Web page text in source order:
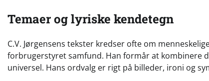
Temaer og lyriske kendetegn
C.V. Jørgensens tekster kredser ofte om
forbrugerstyret samfund. Han formår at kombinere
universel. Hans ordvalg er rigt på billeder, ironi og